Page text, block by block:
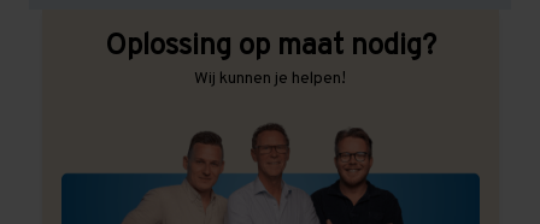
Oplossing op maat nodig?
Wij kunnen je helpen!